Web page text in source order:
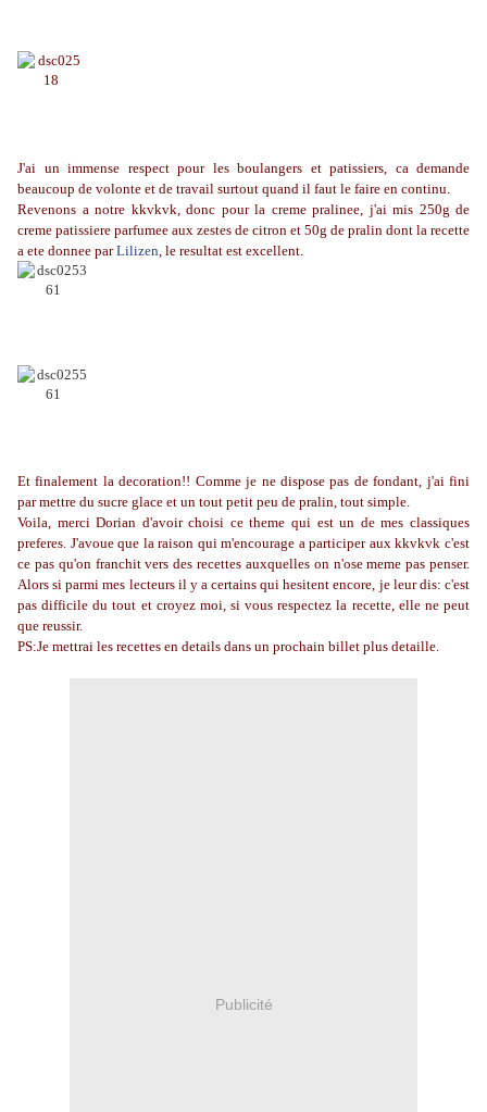
J'ai un immense respect pour les boulangers et patissiers, ca demande
beaucoup de volonte et de travail surtout quand il faut le faire en continu.
Revenons a notre kkvkvk, donc pour la creme pralinee, j'ai mis 250g de
creme patissiere parfumee aux zestes de citron et 50g de pralin dont la recette
a ete donnee parLilizen, le resultat est excellent.
Et finalement la decoration!! Comme je ne dispose pas de fondant, j'ai fini
par mettre du sucre glace et un tout petit peu de pralin, tout simple.
Voila, merci Dorian d'avoir choisi ce theme qui est un de mes classiques
preferes. J'avoue que laraison qui m'encourage a participer aux kkvkvk c'est
ce pas qu'on franchit vers des recettes auxquelles on n'ose meme pas penser.
Alors si parmi mes lecteurs il y a certains qui hesitent encore, je leur dis: c'est
pas difficile du tout et croyez moi, si vous respectez la recette, elle ne peut
que reussir.
PS:Je mettrai les recettes en details dans un prochain billet plus detaille.
Publicité